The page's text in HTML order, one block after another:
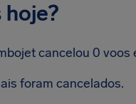
cancelou 0 voos
foram cancelados.